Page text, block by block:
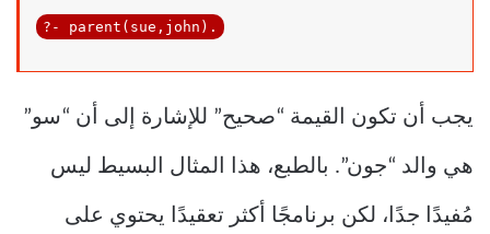
?- parent (sue,john).
يجب أن تكون القيمة “صحيح” للإشارة إلى أن “سو”
هي والد “جون”. بالطبع، هذا المثال البسيط ليس
مُفيدًا جدًا، لكن برنامجًا أكثر تعقيدًا يحتوي على